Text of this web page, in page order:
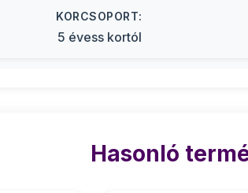
KORCSOPORT:
5 évess kortól
Hasonló